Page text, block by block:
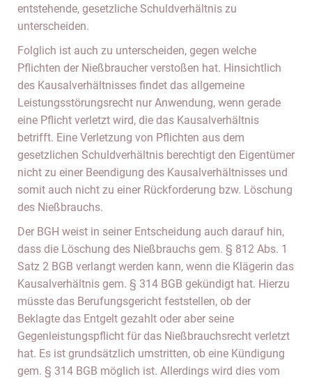
entstehende, gesetzliche Schuldverhältnis zu
unterscheiden.
Folglich ist auch zu unterscheiden, gegen welche
Pflichten der Nießbraucher verstoßen hat. Hinsichtlich
des Kausalverhältnisses findet das allgemeine
Leistungsstörungsrecht nur Anwendung, wenn gerade
eine Pflicht verletzt wird, die das Kausalverhältnis
betrifft. Eine Verletzung von Pflichten aus dem
gesetzlichen Schuldverhältnis berechtigt den Eigentümer
nicht zu einer Beendigung des Kausalverhältnisses und
somit auch nicht zu einer Rückforderung bzw. Löschung
des Nießbrauchs.
Der BGH weist in seiner Entscheidung auch darauf hin,
dass die Löschung des Nießbrauchs gem. § 812 Abs. 1
Satz 2 BGB verlangt werden kann, wenn die Klägerin das
Kausalverhältnis gem. § 314 BGB gekündigt hat. Hierzu
müsste das Berufungsgericht feststellen, ob der
Beklagte das Entgelt gezahlt oder aber seine
Gegenleistungspflicht für das Nießbrauchsrecht verletzt
hat. Es ist grundsätzlich umstritten, ob eine Kündigung
gem. § 314 BGB möglich ist. Allerdings wird dies vom